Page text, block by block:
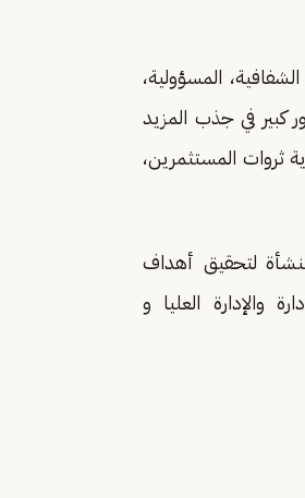
المسؤولية،
كبير في جذب المزيد
ثروات المستثمرين،
لتحقيق أهداف
العليا و